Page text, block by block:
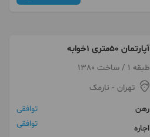
آپارتمان ۵۰متری ۱خوابه
طبقه 1 / ساخت 1380
تهران - نارمک
رهن
توافقی
اجاره
توافقی